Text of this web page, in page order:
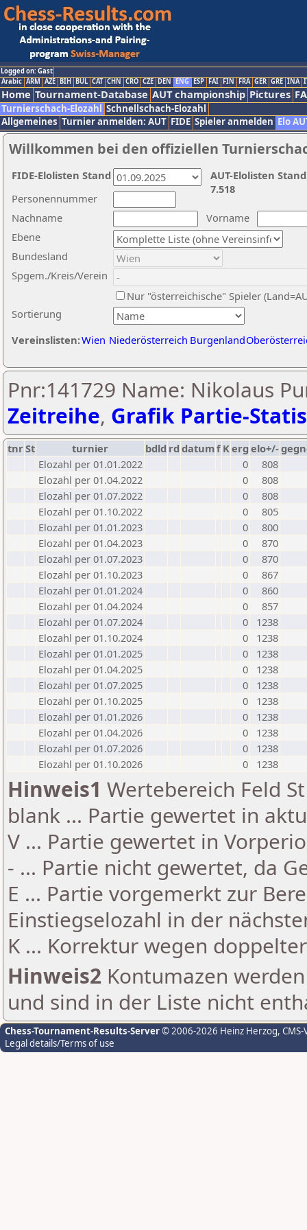
Logged on: Gast
Arabic ARM AZE BIH BUL CAT CHN CRO CZE DEN ENG ESP FAI FIN FRA GER GRE INA
Home Tournament-Database AUT championship Pictures
Turnierschach-Elozahl Schnellschach-Elozahl
Allgemeines Turnier anmelden: AUT FIDE Spieler anmelden Elo
Willkommen bei den offiziellen
Nachname
Vorname
Ebene
Sortierung
Personennummer
Bundesland
Spgem./Kreis/Verein
Nur "österreichische" Spieler
Vereinslisten:Wien Niederösterreich Burgenland
AUT-Elolisten
7.518
FIDE-Elolisten Stand
Pnr:141729 Name: Nikolaus
Zeitreihe, Grafik Partie-
tnrSt turnier bdld rd datumf Kerg elo+/-
Elozahl per 01.01.2022
0
808
Elozahl per 01.04.2022
0
808
Elozahl per 01.07.2022
0
808
Elozahl per 01.10.2022
0
805
Elozahl per 01.01.2023
0
800
Elozahl per 01.04.2023
0
870
Elozahl per 01.07.2023
0
870
Elozahl per 01.10.2023
0
867
Elozahl per 01.01.2024
0
860
Elozahl per 01.04.2024
0
857
Elozahl per 01.07.2024
0
1238
Elozahl per 01.10.2024
0
1238
Elozahl per 01.01.2025
0
1238
Elozahl per 01.04.2025
0
1238
Elozahl per 01.07.2025
0
1238
Elozahl per 01.10.2025
0
1238
Elozahl per 01.01.2026
0
1238
Elozahl per 01.04.2026
0
1238
Elozahl per 01.07.2026
0
1238
Elozahl per 01.10.2026
0 1238
Hinweis1 Wertebereich Feld
blank ... Partie gewertet in
V ... Partie gewertet in
- ... Partie nicht gewertet, da
E ... Partie vorgemerkt zur
Einstiegselozahl in der
K ... Korrektur wegen
Hinweis2 Kontumazen
und sind in der Liste nicht
Chess-Tournament-Results-Server© 2006-2026 Heinz Herzog,
Legal details/Terms of use